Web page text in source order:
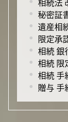
秘密証
遺産相
限定承
相続 銀
相続 限
相続 手
贈与 手